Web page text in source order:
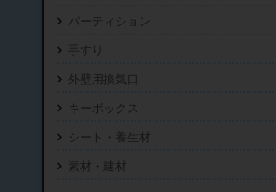
パーティション
手すり
外壁用換気口
キーボックス
シート・養生材
素材・建材